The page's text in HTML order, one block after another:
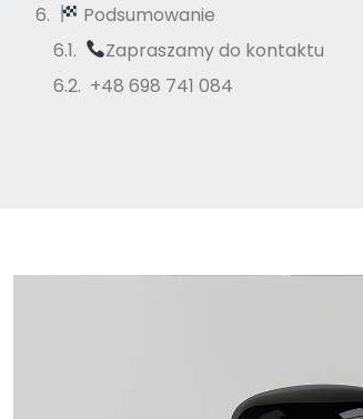
Podsumowanie
Zapraszamy do kontaktu
+48 698 741 084